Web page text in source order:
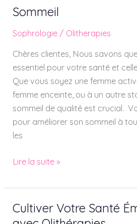
Sommeil
Sophrologie / Olitherapies
Chères clientes, Nous savons
essentiel pour votre santé et
Que vous soyez une femme
femme enceinte, ou à un autre
sommeil de qualité est crucial.
pour améliorer son sommeil à
les
Sommeil
Lire la suite »
Cultiver Votre Santé
Cultiver
Votre